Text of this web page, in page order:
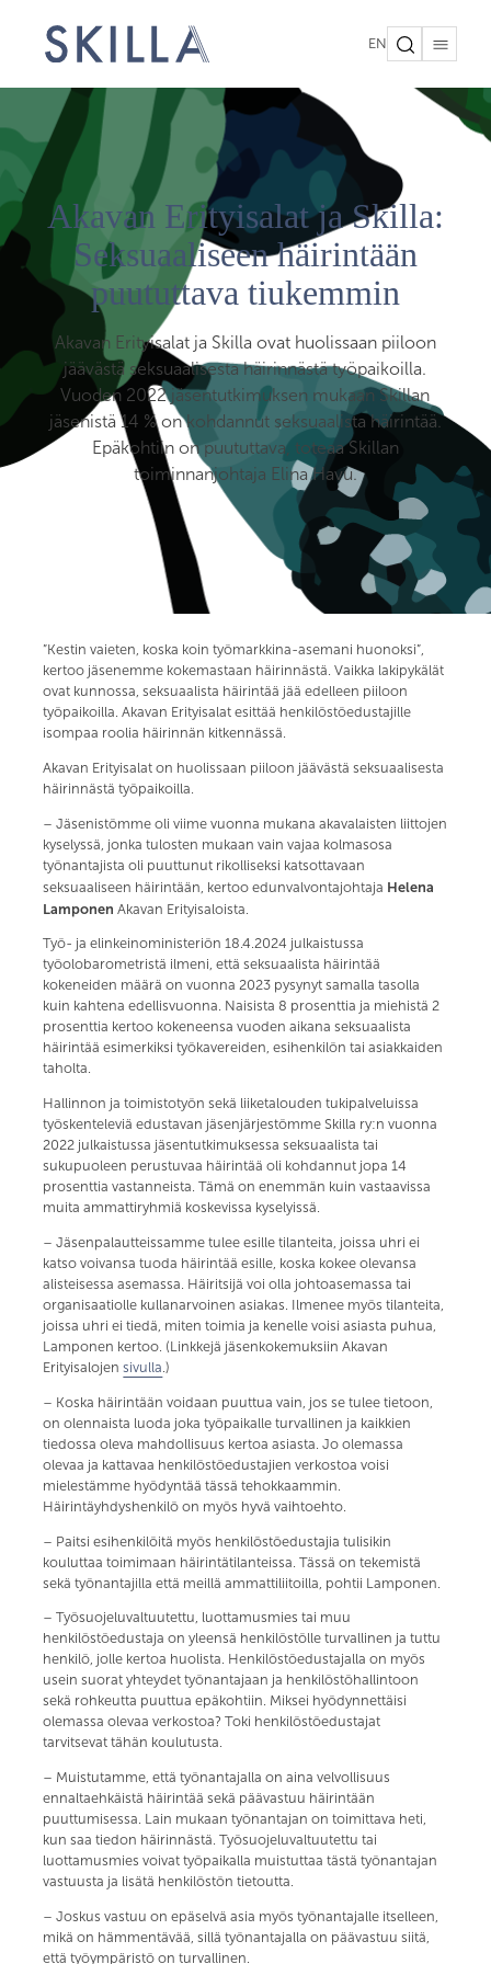
EN
Akavan Erityisalat ja Skilla:
Seksuaaliseen häirintään
puututtava tiukemmin
Akavan Erityisalat ja Skilla ovat huolissaan piiloon
jäävästä seksuaalisesta häirinnästä työpaikoilla.
Vuoden 2022 jäsentutkimuksen mukaan Skillan
jäsenistä 14 % on kohdannut seksuaalista häirintää.
Epäkohtiin on puututtava, toteaa Skillan
toiminnanjohtaja Elina Havu.
”Kestin vaieten, koska koin työmarkkina-asemani huonoksi”,
kertoo jäsenemme kokemastaan häirinnästä. Vaikka lakipykälät
ovat kunnossa, seksuaalista häirintää jää edelleen piiloon
työpaikoilla. Akavan Erityisalat esittää henkilöstöedustajille
isompaa roolia häirinnän kitkennässä.
Akavan Erityisalat on huolissaan piiloon jäävästä seksuaalisesta
häirinnästä työpaikoilla.
– Jäsenistömme oli viime vuonna mukana akavalaisten liittojen
kyselyssä, jonka tulosten mukaan vain vajaa kolmasosa
työnantajista oli puuttunut rikolliseksi katsottavaan
seksuaaliseen häirintään, kertoo edunvalvontajohtaja Helena
Lamponen Akavan Erityisaloista.
Työ- ja elinkeinoministeriön 18.4.2024 julkaistussa
työolobarometristä ilmeni, että seksuaalista häirintää
kokeneiden määrä on vuonna 2023 pysynyt samalla tasolla
kuin kahtena edellisvuonna. Naisista 8 prosenttia ja miehistä 2
prosenttia kertoo kokeneensa vuoden aikana seksuaalista
häirintää esimerkiksi työkavereiden, esihenkilön tai asiakkaiden
taholta.
Hallinnon ja toimistotyön sekä liiketalouden tukipalveluissa
työskenteleviä edustavan jäsenjärjestömme Skilla ry:n vuonna
2022 julkaistussa jäsentutkimuksessa seksuaalista tai
sukupuoleen perustuvaa häirintää oli kohdannut jopa 14
prosenttia vastanneista. Tämä on enemmän kuin vastaavissa
muita ammattiryhmiä koskevissa kyselyissä.
– Jäsenpalautteissamme tulee esille tilanteita, joissa uhri ei
katso voivansa tuoda häirintää esille, koska kokee olevansa
alisteisessa asemassa. Häiritsijä voi olla johtoasemassa tai
organisaatiolle kullanarvoinen asiakas. Ilmenee myös tilanteita,
joissa uhri ei tiedä, miten toimia ja kenelle voisi asiasta puhua,
Lamponen kertoo. (Linkkejä jäsenkokemuksiin Akavan
Erityisalojensivulla.)
– Koska häirintään voidaan puuttua vain, jos se tulee tietoon,
on olennaista luoda joka työpaikalle turvallinen ja kaikkien
tiedossa oleva mahdollisuus kertoa asiasta. Jo olemassa
olevaa ja kattavaa henkilöstöedustajien verkostoa voisi
mielestämme hyödyntää tässä tehokkaammin.
Häirintäyhdyshenkilö on myös hyvä vaihtoehto.
– Paitsi esihenkilöitä myös henkilöstöedustajia tulisikin
kouluttaa toimimaan häirintätilanteissa. Tässä on tekemistä
sekä työnantajilla että meillä ammattiliitoilla, pohtii Lamponen.
– Työsuojeluvaltuutettu, luottamusmies tai muu
henkilöstöedustaja on yleensä henkilöstölle turvallinen ja tuttu
henkilö, jolle kertoa huolista. Henkilöstöedustajalla on myös
usein suorat yhteydet työnantajaan ja henkilöstöhallintoon
sekä rohkeutta puuttua epäkohtiin. Miksei hyödynnettäisi
olemassa olevaa verkostoa? Toki henkilöstöedustajat
tarvitsevat tähän koulutusta.
– Muistutamme, että työnantajalla on aina velvollisuus
ennaltaehkäistä häirintää sekä päävastuu häirintään
puuttumisessa. Lain mukaan työnantajan on toimittava heti,
kun saa tiedon häirinnästä. Työsuojeluvaltuutettu tai
luottamusmies voivat työpaikalla muistuttaa tästä työnantajan
vastuusta ja lisätä henkilöstön tietoutta.
– Joskus vastuu on epäselvä asia myös työnantajalle itselleen,
mikä on hämmentävää, sillä työnantajalla on päävastuu siitä,
että työympäristö on turvallinen.